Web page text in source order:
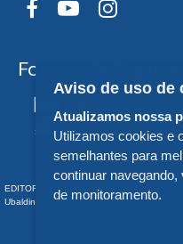
Formas de
EDITORA DA UNIVERSIDADE FEDERAL
Ubaldino do Amaral, 321 - Alto da Glória - -
Aviso de uso de
Atualizamos nossa
Utilizamos cookies e
semelhantes para
continuar
de monitoramento.